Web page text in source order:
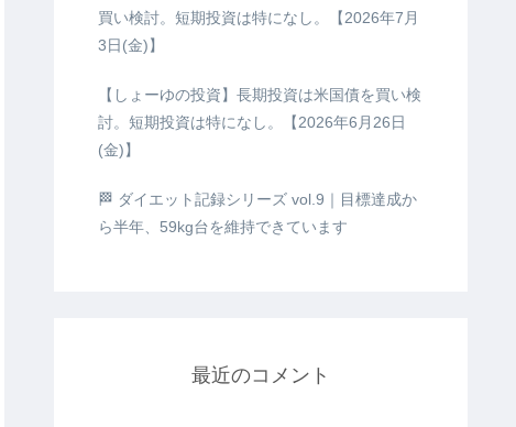
買い検討。短期投資は特になし。【2026年7月
3日(金)】
【しょーゆの投資】長期投資は米国債を買い検
討。短期投資は特になし。【2026年6月26日
(金)】
🏁 ダイエット記録シリーズ vol.9｜目標達成か
ら半年、59kg台を維持できています
最近のコメント